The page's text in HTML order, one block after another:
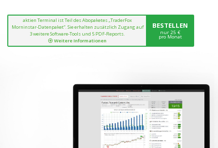
aktien Terminal ist Teil des Abopaketes „TraderFox
Morninstar-Datenpaket“. Sie erhalten zusätzlich Zugang auf
3 weitere Software-Tools und 5 PDF-Reports.
Weitere Informationen
BESTELLEN
nur 25 €
pro Monat